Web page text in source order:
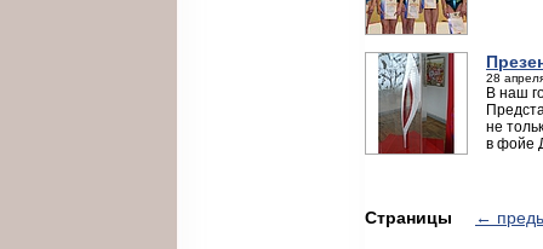
28
В наш
не
в фойе
Страницы ←